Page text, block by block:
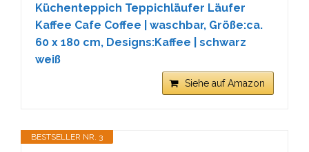
Küchenteppich Teppichläufer Läufer
Kaffee Cafe Coffee | waschbar, Größe:ca.
60 x 180 cm, Designs:Kaffee | schwarz
weiß
Siehe auf Amazon
BESTSELLER NR. 3